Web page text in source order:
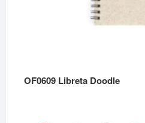
OF0609 Libreta Doodle